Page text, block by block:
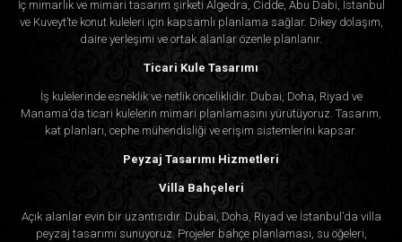
İç mimarlık ve mimari tasarım şirketi Algedra, Cidde, Abu Dabi, İstanbul
ve Kuveyt’te konut kuleleri için kapsamlı planlama sağlar. Dikey dolaşım,
daire yerleşimi ve ortak alanlar özenle planlanır.
Ticari Kule Tasarımı
İş kulelerinde esneklik ve netlik önceliklidir. Dubai, Doha, Riyad ve
Manama’da ticari kulelerin mimari planlamasını yürütüyoruz. Tasarım,
kat planları, cephe mühendisliği ve erişim sistemlerini kapsar.
Peyzaj Tasarımı Hizmetleri
Villa Bahçeleri
Açık alanlar evin bir uzantısıdır. Dubai, Doha, Riyad ve İstanbul’da villa
peyzaj tasarımı sunuyoruz. Projeler bahçe planlaması, su öğeleri,